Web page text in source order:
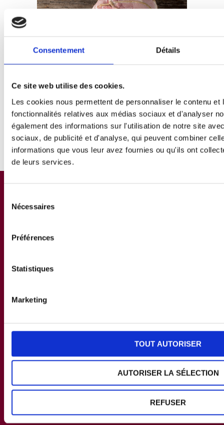
Consentement Détails
Ce site web utilise des cookies.
Les cookies nous permettent de personnaliser le contenu
fonctionnalités relatives aux médias sociaux et d'analyser
également des informations sur l'utilisation de notre site
sociaux, de publicité et d'analyse, qui peuvent combiner
informations que vous leur avez fournies ou qu'ils ont
de leurs services.
Nécessaires
Préférences
Statistiques
Marketing
TOUT AUTORISER
AUTORISER LA SÉLECTION
REFUSER
Jambon cuit Montagne, avec
couenne, salé à la veine et ficelé
Voir le produit
NOTRE DÉMARCHE
LA CHARTE ORIGINE MONTAGNE
L'ASSOCIATION PORC MONTAGNE
LES PRODUITS ORIGINE MONTAGNE
TOUS NOS PRODUITS